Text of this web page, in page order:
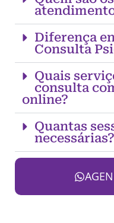
Diferença
Consulta
Quais
consulta
online?
Quantas
necessárias?